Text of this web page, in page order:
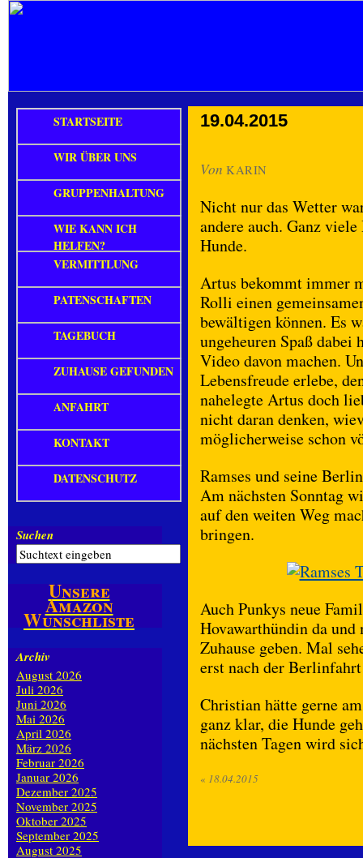
19.04.2015
Von KARIN
Nicht nur das Wetter
andere auch. Ganz
Hunde.
Artus bekommt immer
Rolli einen
bewältigen können. Es
ungeheuren Spaß
Video davon machen.
Lebensfreude erlebe,
nahelegte Artus doch
nicht daran denken,
möglicherweise schon
Ramses und seine
Am nächsten Sonntag
auf den weiten Weg
bringen.
Auch Punkys neue
Hovawarthündin da und
Zuhause geben. Mal
erst nach der
Christian hätte gerne
ganz klar, die Hunde
nächsten Tagen wird
« 18.04.2015
STARTSEITE
WIR ÜBER UNS
GRUPPENHALTUNG
WIE KANN ICH
HELFEN?
VERMITTLUNG
PATENSCHAFTEN
TAGEBUCH
ZUHAUSE GEFUNDEN
ANFAHRT
KONTAKT
DATENSCHUTZ
Suchen
Unsere
Amazon
Wunschliste
Archiv
August 2026
Juli 2026
Juni 2026
Mai 2026
April 2026
März 2026
Februar 2026
Januar 2026
Dezember 2025
November 2025
Oktober 2025
September 2025
August 2025